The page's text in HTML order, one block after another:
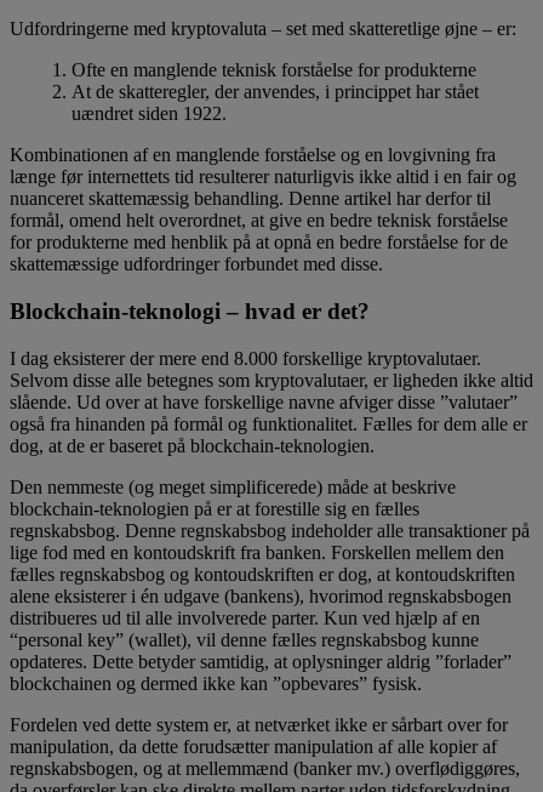
Udfordringerne med kryptovaluta – set med skatteretlige øjne – er:
Ofte en manglende teknisk forståelse for produkterne
At de skatteregler, der anvendes, i princippet har stået
uændret siden 1922.
Kombinationen af en manglende forståelse og en lovgivning fra
længe før internettets tid resulterer naturligvis ikke altid i en fair og
nuanceret skattemæssig behandling. Denne artikel har derfor til
formål, omend helt overordnet, at give en bedre teknisk forståelse
for produkterne med henblik på at opnå en bedre forståelse for de
skattemæssige udfordringer forbundet med disse.
Blockchain-teknologi – hvad er det?
I dag eksisterer der mere end 8.000 forskellige kryptovalutaer.
Selvom disse alle betegnes som kryptovalutaer, er ligheden ikke altid
slående. Ud over at have forskellige navne afviger disse ”valutaer”
også fra hinanden på formål og funktionalitet. Fælles for dem alle er
dog, at de er baseret på blockchain-teknologien.
Den nemmeste (og meget simplificerede) måde at beskrive
blockchain-teknologien på er at forestille sig en fælles
regnskabsbog. Denne regnskabsbog indeholder alle transaktioner på
lige fod med en kontoudskrift fra banken. Forskellen mellem den
fælles regnskabsbog og kontoudskriften er dog, at kontoudskriften
alene eksisterer i én udgave (bankens), hvorimod regnskabsbogen
distribueres ud til alle involverede parter. Kun ved hjælp af en
“personal key” (wallet), vil denne fælles regnskabsbog kunne
opdateres. Dette betyder samtidig, at oplysninger aldrig ”forlader”
blockchainen og dermed ikke kan ”opbevares” fysisk.
Fordelen ved dette system er, at netværket ikke er sårbart over for
manipulation, da dette forudsætter manipulation af alle kopier af
regnskabsbogen, og at mellemmænd (banker mv.) overflødiggøres,